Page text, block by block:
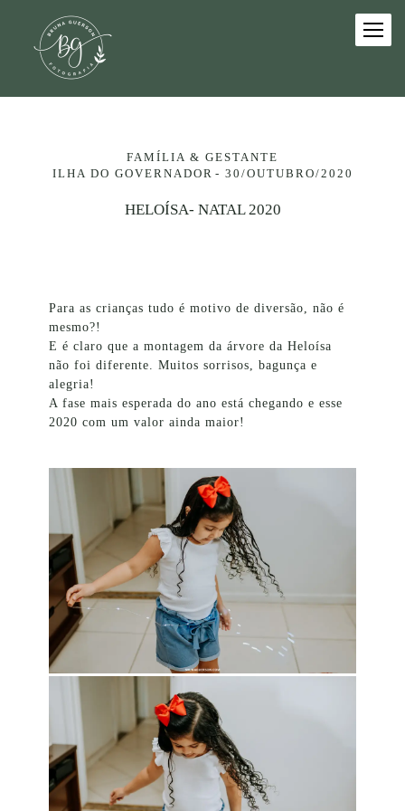
FAMÍLIA & GESTANTE
ILHA DO GOVERNADOR
30/OUTUBRO/2020
HELOÍSA- NATAL 2020
Para as crianças tudo é motivo de diversão, não é
mesmo?!
E é claro que a montagem da árvore da Heloísa
não foi diferente. Muitos sorrisos, bagunça e
alegria!
A fase mais esperada do ano está chegando e esse
2020 com um valor ainda maior!